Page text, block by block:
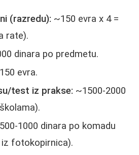
(razredu): ~150 evra x 4 =
rate).
dinara po predmetu.
evra.
test iz prakse: ~1500-2000
1000 dinara po komadu
fotokopirnica).